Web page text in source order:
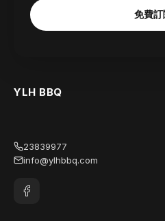
免費訂
YLH BBQ
23839977
info@ylhbbq.com